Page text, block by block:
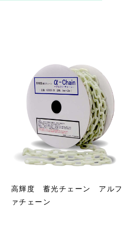
高輝度 蓄光チェーン アルフ
ァチェーン